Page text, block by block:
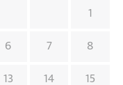
1
6 7 8
13 14 15